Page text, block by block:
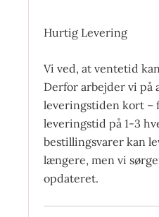
Hurtig Levering
Vi ved, at ventetid
Derfor arbejder vi på
leveringstiden kort –
leveringstid på 1-3
bestillingsvarer kan
længere, men vi
opdateret.